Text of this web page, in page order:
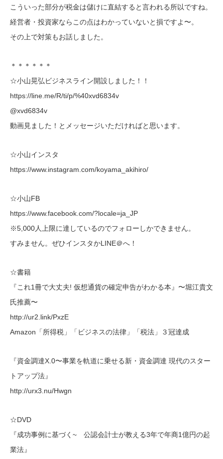
こういった部分が税金は儲けに直結すると言われる所以ですね。
経営者・投資家ならこの点はわかっていないと損ですよ〜。
その上で対策もお話しました。
＊＊＊＊＊＊
☆小山晃弘ビジネスライン開設しました！！
https://line.me/R/ti/p/%40xvd6834v
@xvd6834v
動画見ました！とメッセージいただければと思います。
☆小山インスタ
https://www.instagram.com/koyama_akihiro/
☆小山FB
https://www.facebook.com/?locale=ja_JP
※5,000人上限に達しているのでフォローしかできません。
すみません。ぜひインスタかLINE＠へ！
☆書籍
『これ1冊で大丈夫! 仮想通貨の確定申告がわかる本』〜堀江貴文
氏推薦〜
http://ur2.link/PxzE
Amazon「所得税」「ビジネスの法律」「税法」３冠達成
『資金調達X.0〜事業を軌道に乗せる新・資金調達 現代のスター
トアップ法』
http://urx3.nu/Hwgn
☆DVD
『成功事例に基づく~ 公認会計士が教える3年で年商1億円の起
業法』